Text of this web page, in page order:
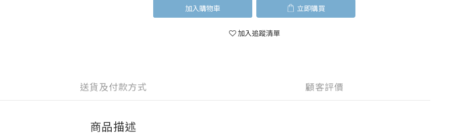
加入購物車 立即購買
加入追蹤清單
送貨及付款方式 顧客評價
商品描述